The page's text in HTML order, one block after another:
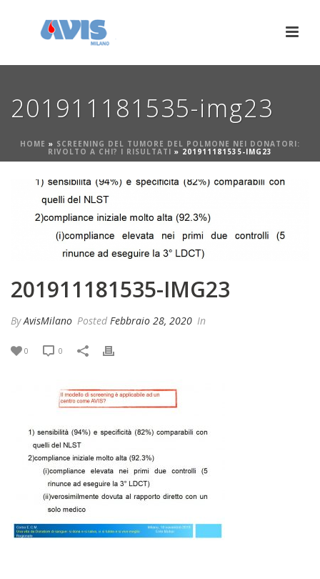
201911181535-img23
HOME » SCREENING DEL TUMORE DEL POLMONE NEI DONATORI:
RIVOLTO A CHI? I RISULTATI » 201911181535-IMG23
201911181535-IMG23
ByAvisMilano Posted Febbraio 28, 2020 In
0 0